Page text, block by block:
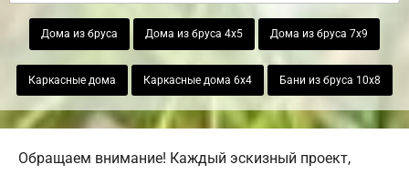
Дома из бруса Дома из бруса 4х5 Дома из бруса 7х9
Каркасные дома Каркасные дома 6х4 Бани из бруса 10х8
Обращаем внимание! Каждый эскизный проект,